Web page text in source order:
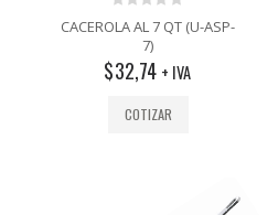
0
out
5
CACEROLA AL 7 QT (U-ASP-
7)
$32,74 + IVA
COTIZAR